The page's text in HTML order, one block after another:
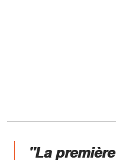
"La